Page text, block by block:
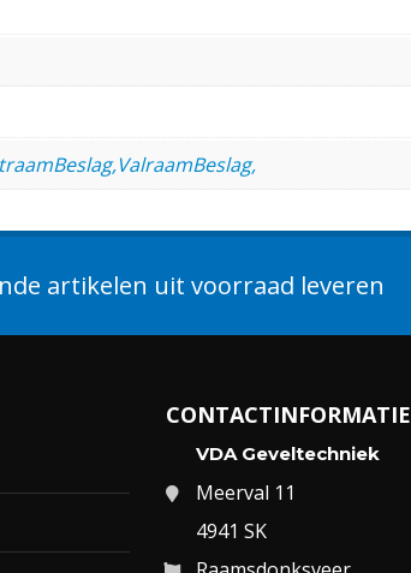
artikelen uit voorraad leveren
CONTACTINFORMATIE
VDA Geveltechniek
Meerval 11
4941 SK